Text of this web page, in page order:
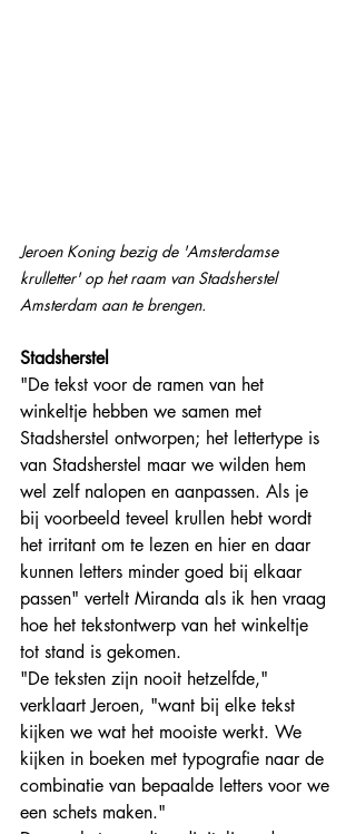
Jeroen Koning bezig de 'Amsterdamse
krulletter' op het raam van Stadsherstel
Amsterdam aan te brengen.
Stadsherstel
"De tekst voor de ramen van het
winkeltje hebben we samen met
Stadsherstel ontworpen; het lettertype is
van Stadsherstel maar we wilden hem
wel zelf nalopen en aanpassen. Als je
bij voorbeeld teveel krullen hebt wordt
het irritant om te lezen en hier en daar
kunnen letters minder goed bij elkaar
passen" vertelt Miranda als ik hen vraag
hoe het tekstontwerp van het winkeltje
tot stand is gekomen.
"De teksten zijn nooit hetzelfde,"
verklaart Jeroen, "want bij elke tekst
kijken we wat het mooiste werkt. We
kijken in boeken met typografie naar de
combinatie van bepaalde letters voor we
een schets maken."